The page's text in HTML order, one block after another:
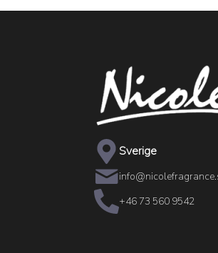
Sverige
+46 73 560 9542